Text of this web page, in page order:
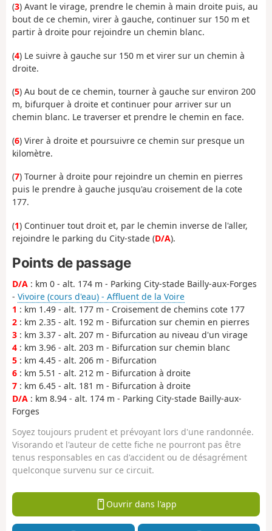
(3) Avant le virage, prendre le chemin à main droite puis, au
bout de ce chemin, virer à gauche, continuer sur 150 m et
partir à droite pour rejoindre un chemin blanc.
(4) Le suivre à gauche sur 150 m et virer sur un chemin à
droite.
(5) Au bout de ce chemin, tourner à gauche sur environ 200
m, bifurquer à droite et continuer pour arriver sur un
chemin blanc. Le traverser et prendre le chemin en face.
(6) Virer à droite et poursuivre ce chemin sur presque un
kilomètre.
(7) Tourner à droite pour rejoindre un chemin en pierres
puis le prendre à gauche jusqu'au croisement de la cote
177.
(1) Continuer tout droit et, par le chemin inverse de l'aller,
rejoindre le parking du City-stade (D/A).
Points de passage
D/A : km 0 - alt. 174 m - Parking City-stade Bailly-aux-Forges
- Vivoire (cours d'eau) - Affluent de la Voire
1 : km 1.49 - alt. 177 m - Croisement de chemins cote 177
2 : km 2.35 - alt. 192 m - Bifurcation sur chemin en pierres
3 : km 3.37 - alt. 207 m - Bifurcation au niveau d'un virage
4 : km 3.96 - alt. 203 m - Bifurcation sur chemin blanc
5 : km 4.45 - alt. 206 m - Bifurcation
6 : km 5.51 - alt. 212 m - Bifurcation à droite
7 : km 6.45 - alt. 181 m - Bifurcation à droite
D/A : km 8.94 - alt. 174 m - Parking City-stade Bailly-aux-
Forges
Soyez toujours prudent et prévoyant lors d'une randonnée.
Visorando et l'auteur de cette fiche ne pourront pas être
tenus responsables en cas d'accident ou de désagrément
quelconque survenu sur ce circuit.
Ouvrir dans l'app